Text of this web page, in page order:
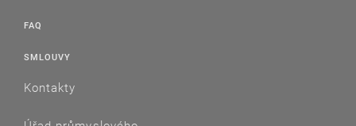
FAQ
SMLOUVY
Kontakty